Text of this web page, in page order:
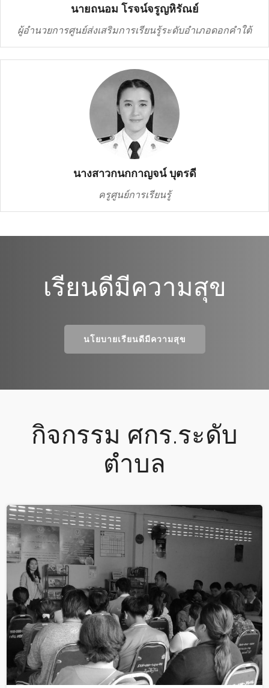
นายถนอม โรจน์จรูญหิรัณย์
ผู้อำนวยการศูนย์ส่งเสริมการเรียนรู้ระดับอำเภอดอกคำใต้
นางสาวกนกกาญจน์ บุตรดี
ครูศูนย์การเรียนรู้
เรียนดีมีความสุข
นโยบายเรียนดีมีความสุข
กิจกรรม ศกร.ระดับ
ตำบล